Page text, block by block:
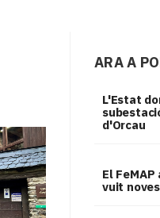
ARA A
L'Estat
d'Orcau
El
vuit